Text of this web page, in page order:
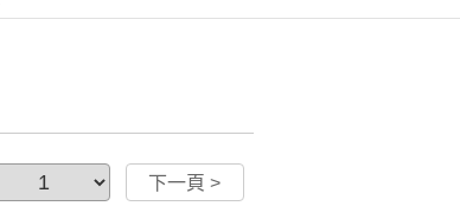
下一頁 >